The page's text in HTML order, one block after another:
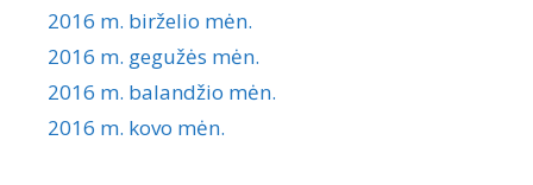
2016 m. birželio mėn.
2016 m. gegužės mėn.
2016 m. balandžio mėn.
2016 m. kovo mėn.